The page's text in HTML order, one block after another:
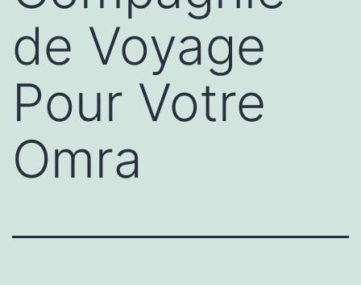
de Voyage
Pour Votre
Omra